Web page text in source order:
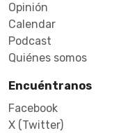
Opinión
Calendar
Podcast
Quiénes somos
Encuéntranos
Facebook
X (Twitter)